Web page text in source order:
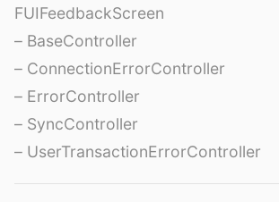
FUIFeedbackScreen
– BaseController
– ConnectionErrorController
– ErrorController
– SyncController
– UserTransactionErrorController